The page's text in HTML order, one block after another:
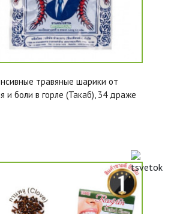
травяные шарики от
и боли в горле (Такаб), 34 драже